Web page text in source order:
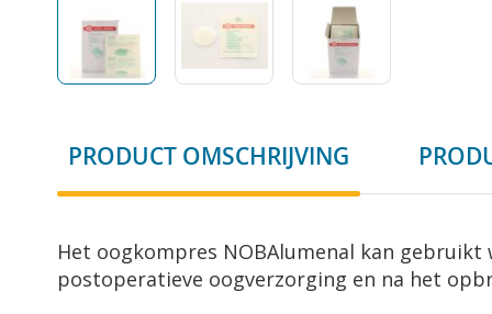
het
afbeeldingen-
gallerij
PRODUCT OMSCHRIJVING
Het oogkompres NOBAlumenal kan
postoperatieve oogverzorging en na het